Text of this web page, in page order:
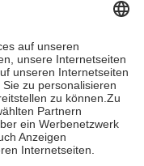
in Höhe von zehn
als die tatsächlichen
Online-Apotheken.
beträgt die
zehn Euro je
eigene Gesundheit zu
zu unterstützen,